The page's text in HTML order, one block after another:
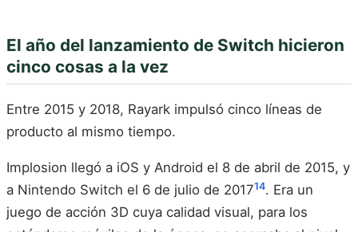
El año del lanzamiento de Switch hicieron
cinco cosas a la vez
Entre 2015 y 2018, Rayark impulsó cinco líneas de
producto al mismo tiempo.
Implosion llegó a iOS y Android el 8 de abril de 2015, y
a Nintendo Switch el 6 de julio de 201714. Era un
juego de acción 3D cuya calidad visual, para los